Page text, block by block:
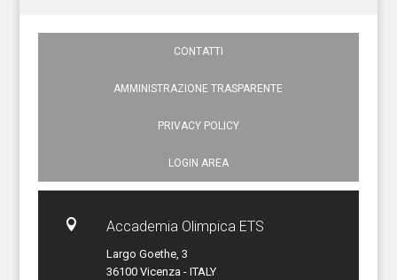
CONTATTI
AMMINISTRAZIONE TRASPARENTE
PRIVACY POLICY
LOGIN AREA
 Accademia Olimpica ETS
Largo Goethe, 3
36100 Vicenza - ITALY